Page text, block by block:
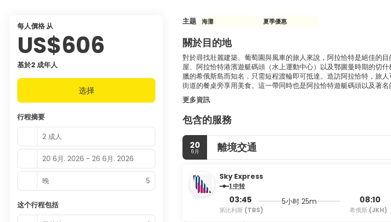
主题 海灘 夏季優惠
關於目的地
對於尋找壯麗建築、葡萄園與風車的旅人來說，阿拉恰特是絕佳的
屋、阿拉恰特港濱遊艇碼頭（水上運動中心）以及鄂圖曼時期的切
臘的希俄斯島而知名，只需短程渡輪即可抵達。造訪阿拉恰特，旅
街道的餐桌旁享用美食。這一帶同時也是阿拉恰特遊艇碼頭以及著名
更多資訊
包含的服務
20
6月 離境交通
Sky Express
1 中转
03:45
第比利斯 (TBS)
5小时 25m 08:10
希俄斯 (JKH)
每人價格 从
US$606
基於2 成年人
选择
行程摘要
2 成人
20 6月. 2026 - 26 6月. 2026
晚 5
这个行程包括